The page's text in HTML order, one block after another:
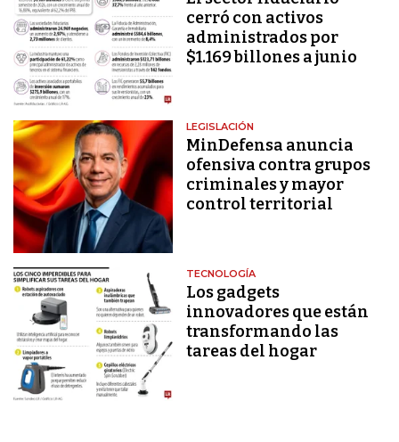
cerró con activos
administrados por
$1.169 billones a junio
LEGISLACIÓN
MinDefensa anuncia
ofensiva contra grupos
criminales y mayor
control territorial
TECNOLOGÍA
Los gadgets
innovadores que están
transformando las
tareas del hogar